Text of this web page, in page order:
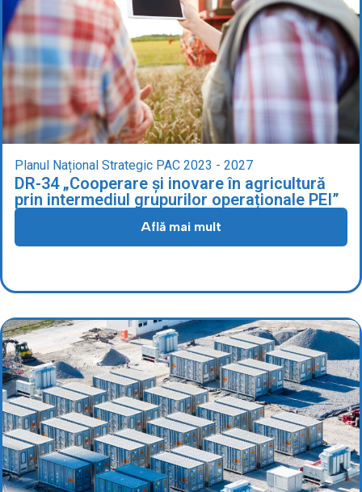
Planul Național Strategic PAC 2023 - 2027
DR-34 „Cooperare și inovare în agricultură
prin intermediul grupurilor operaționale PEI”
Află mai mult